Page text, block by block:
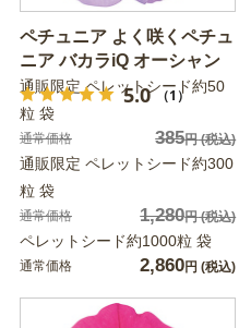
ペチュニア よく咲くペチュ
ニア バカラiQ オーシャン
5.0 （1）
通販限定 ペレットシード約50
粒 袋
通常価格 385円(税込)
通販限定 ペレットシード約300
粒 袋
通常価格 1,280円(税込)
ペレットシード約1000粒 袋
通常価格 2,860円 (税込)